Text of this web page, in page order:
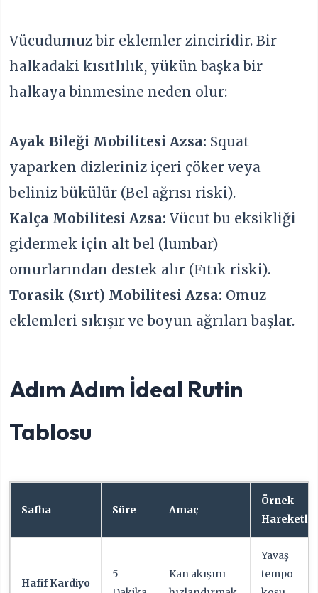
Vücudumuz bir eklemler zinciridir. Bir
halkadaki kısıtlılık, yükün başka bir
halkaya binmesine neden olur:
Ayak Bileği Mobilitesi Azsa: Squat
yaparken dizleriniz içeri çöker veya
beliniz bükülür (Bel ağrısı riski).
Kalça Mobilitesi Azsa: Vücut bu eksikliği
gidermek için alt bel (lumbar)
omurlarından destek alır (Fıtık riski).
Torasik (Sırt) Mobilitesi Azsa: Omuz
eklemleri sıkışır ve boyun ağrıları başlar.
Adım Adım İdeal Rutin
Tablosu
Safha Süre Amaç
Örnek
Hafif Kardiyo
5
Kan akışını
Yavaş
tempo